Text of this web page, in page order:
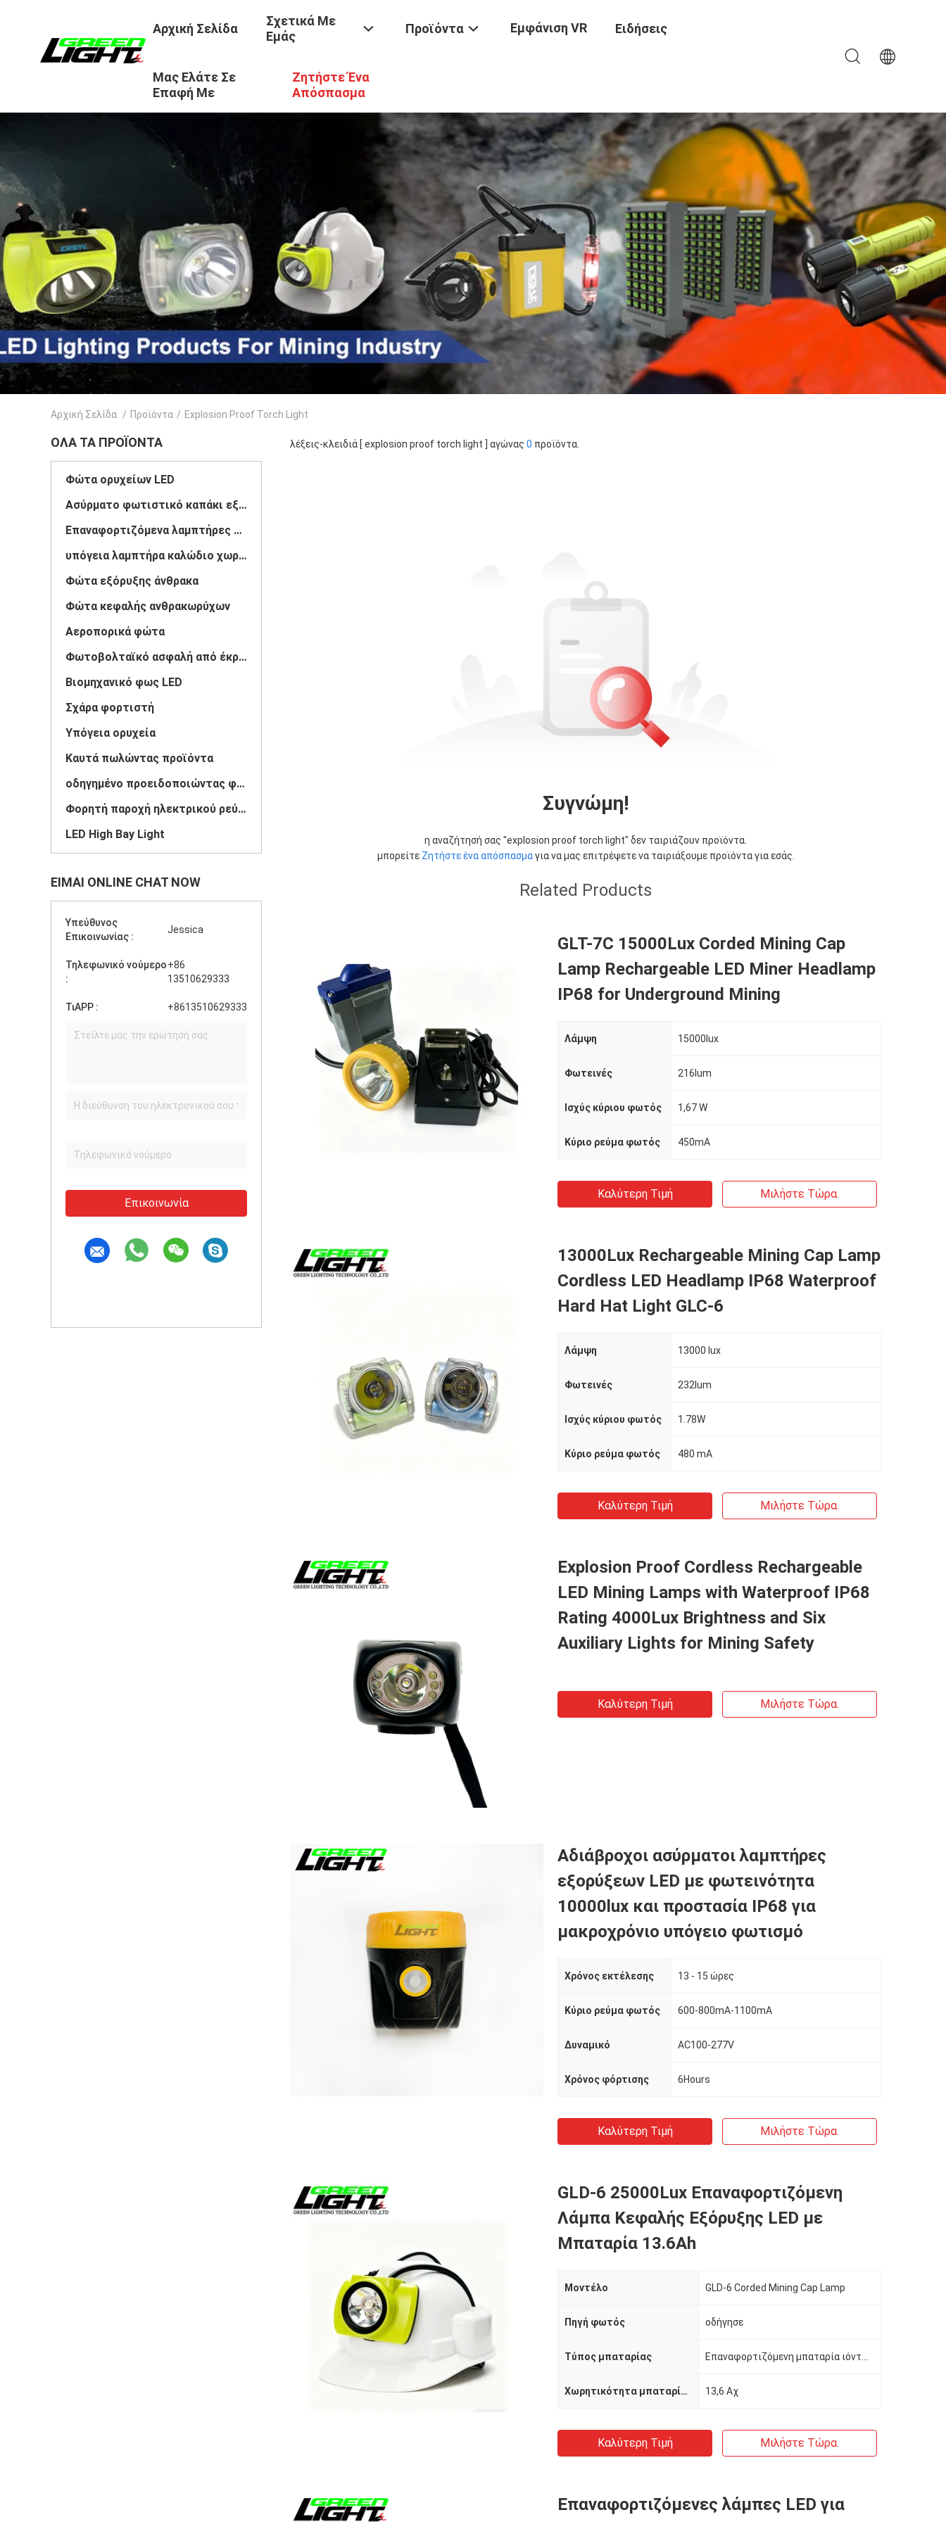
Αρχική Σελίδα
Σχετικά Με
Εμάς
Προϊόντα Εμφάνιση VR Ειδήσεις
Μας Ελάτε Σε
Επαφή Με
Ζητήστε Ένα
Απόσπασμα
Αρχική Σελίδα / Προϊόντα / Explosion Proof Torch Light
ΌΛΑ ΤΑ ΠΡΟΪΌΝΤΑ
Φώτα ορυχείων LED
Ασύρματο φωτιστικό καπάκι εξόρυξης
Επαναφορτιζόμενα λαμπτήρες καπάκις εξορυκτικών εγκαταστάσεων
υπόγεια λαμπτήρα καλώδιο χωρίς καπάκι
Φώτα εξόρυξης άνθρακα
Φώτα κεφαλής ανθρακωρύχων
Αεροπορικά φώτα
Φωτοβολταϊκό ασφαλή από έκρηξη
Βιομηχανικό φως LED
Σχάρα φορτιστή
Υπόγεια ορυχεία
Καυτά πωλώντας προϊόντα
οδηγημένο προειδοποιώντας φως
Φορητή παροχή ηλεκτρικού ρεύματος ενεργειακής αποθήκευσης
LED High Bay Light
ΕΊΜΑΙ ONLINE CHAT NOW
Υπεύθυνος
Επικοινωνίας :
Jessica
Τηλεφωνικό νούμερο
:
+86
13510629333
ΤιAPP : +8613510629333
Επικοινωνία
λέξεις-κλειδιά [ explosion proof torch light ] αγώνας 0 προϊόντα.
Συγνώμη!
η αναζήτησή σας "explosion proof torch light" δεν ταιριάζουν προϊόντα.
μπορείτε Ζητήστε ένα απόσπασμαγια να μας επιτρέψετε να ταιριάξουμε προϊόντα για εσάς.
Related Products
GLT-7C 15000Lux Corded Mining Cap
Lamp Rechargeable LED Miner Headlamp
IP68 for Underground Mining
Λάμψη 15000lux
Φωτεινές 216lum
Ισχύς κύριου φωτός 1,67 W
Κύριο ρεύμα φωτός 450mA
Καλύτερη Τιμή Μιλήστε Τώρα.
13000Lux Rechargeable Mining Cap Lamp
Cordless LED Headlamp IP68 Waterproof
Hard Hat Light GLC-6
Λάμψη 13000 lux
Φωτεινές 232lum
Ισχύς κύριου φωτός 1.78W
Κύριο ρεύμα φωτός 480 mA
Καλύτερη Τιμή Μιλήστε Τώρα.
Explosion Proof Cordless Rechargeable
LED Mining Lamps with Waterproof IP68
Rating 4000Lux Brightness and Six
Auxiliary Lights for Mining Safety
Καλύτερη Τιμή Μιλήστε Τώρα.
Αδιάβροχοι ασύρματοι λαμπτήρες
εξορύξεων LED με φωτεινότητα
10000lux και προστασία IP68 για
μακροχρόνιο υπόγειο φωτισμό
Χρόνος εκτέλεσης 13 - 15 ώρες
Κύριο ρεύμα φωτός 600-800mA-1100mA
Δυναμικό AC100-277V
Χρόνος φόρτισης 6Hours
Καλύτερη Τιμή Μιλήστε Τώρα.
GLD-6 25000Lux Επαναφορτιζόμενη
Λάμπα Κεφαλής Εξόρυξης LED με
Μπαταρία 13.6Ah
Μοντέλο GLD-6 Corded Mining Cap Lamp
Πηγή φωτός οδήγησε
Τύπος μπαταρίας
Χωρητικότητα μπαταρίας 13,6 Αχ
Καλύτερη Τιμή Μιλήστε Τώρα.
Επαναφορτιζόμενες λάμπες LED για